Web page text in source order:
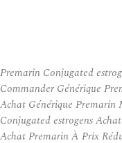
Premarin Conjugated
Commander Générique
Achat Générique Premarin
Conjugated estrogens
Achat Premarin À Prix